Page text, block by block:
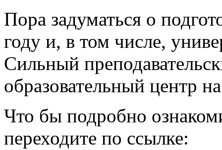
Пора задуматься о
году и, в том числе,
Сильный
образовательный центр
Что бы подробно
переходите по ссылке: